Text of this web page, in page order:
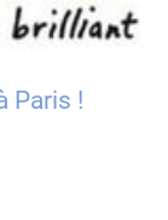
Paris !